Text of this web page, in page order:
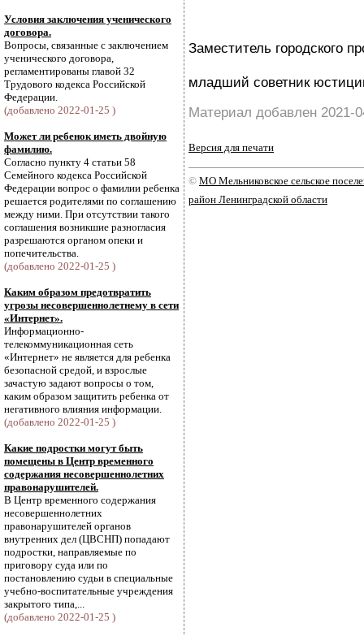
Условия заключения ученического
договора.
Вопросы, связанные с заключением
ученического договора,
регламентированы главой 32
Трудового кодекса Российской
Федерации.
(добавлено 2022-01-25 )
Может ли ребенок иметь двойную
фамилию.
Согласно пункту 4 статьи 58
Семейного кодекса Российской
Федерации вопрос о фамилии ребенка
решается родителями по соглашению
между ними. При отсутствии такого
соглашения возникшие разногласия
разрешаются органом опеки и
попечительства.
(добавлено 2022-01-25 )
Каким образом предотвратить
угрозы несовершеннолетнему в сети
«Интернет».
Информационно-
телекоммуникационная сеть
«Интернет» не является для ребенка
безопасной средой, и взрослые
зачастую задают вопросы о том,
каким образом защитить ребенка от
негативного влияния информации.
(добавлено 2022-01-25 )
Какие подростки могут быть
помещены в Центр временного
содержания несовершеннолетних
правонарушителей.
В Центр временного содержания
несовершеннолетних
правонарушителей органов
внутренних дел (ЦВСНП) попадают
подростки, направляемые по
приговору суда или по
постановлению судьи в специальные
учебно-воспитательные учреждения
закрытого типа,...
(добавлено 2022-01-25 )
Заместитель городского
младший советник
Материал добавлен 2021-
Версия для печати
© МО Мельниковское сельское
район Ленинградской области